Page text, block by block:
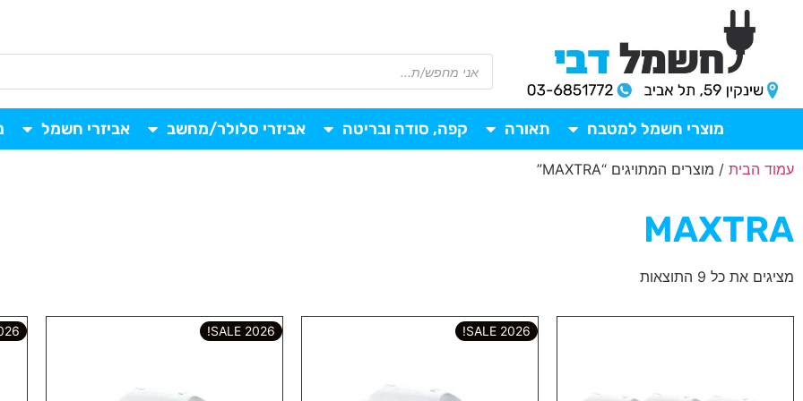
מוצרי חשמל למטבח תאורה קפה, סודה ובריטה אביזרי סלולר/מחשב אביזרי חשמל
עמוד הבית / מוצרים המתויגים “MAXTRA”
MAXTRA
מציגים את כל ⁦9⁩ התוצאות
2026 SALE!
2026 SALE!
SALE!